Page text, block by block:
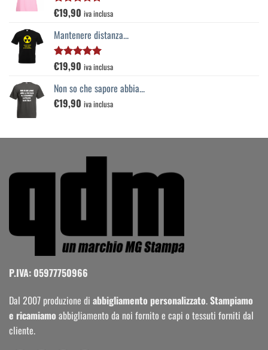
Valutato
5.00
€19,90 iva inclusa
Mantenere distanza...
Valutato
5.00
€19,90 iva inclusa
Non so che sapore abbia...
€19,90 iva inclusa
P.IVA: 05977750966
Dal 2007 produzione di abbigliamento personalizzato.Stampiamo
e ricamiamo abbigliamento da noi fornito e capi o tessuti forniti dal
cliente.